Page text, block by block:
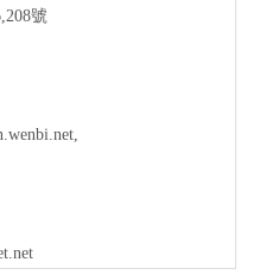
號